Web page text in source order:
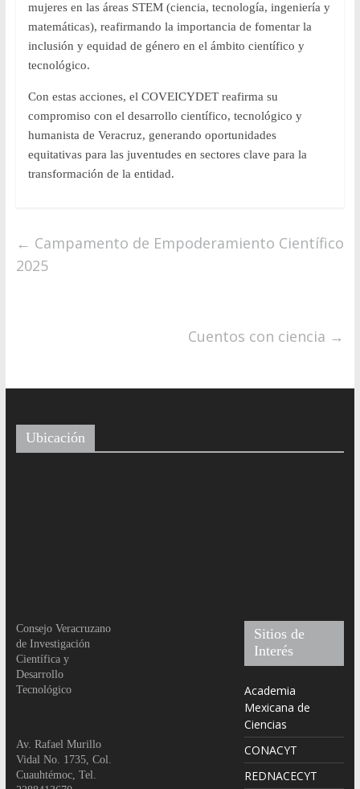
mujeres en las áreas STEM (ciencia, tecnología, ingeniería y
matemáticas), reafirmando la importancia de fomentar la
inclusión y equidad de género en el ámbito científico y
tecnológico.
Con estas acciones, el COVEICYDET reafirma su
compromiso con el desarrollo científico, tecnológico y
humanista de Veracruz, generando oportunidades
equitativas para las juventudes en sectores clave para la
transformación de la entidad.
← Campamento de Empoderamiento Científico
2025
Cuentos con ciencia →
Ubicación
Consejo Veracruzano
de Investigación
Científica y
Desarrollo
Tecnológico
Av. Rafael Murillo
Vidal No. 1735, Col.
Cuauhtémoc, Tel.
Sitios de
Interés
Academia
Mexicana de
Ciencias
CONACYT
REDNACECYT